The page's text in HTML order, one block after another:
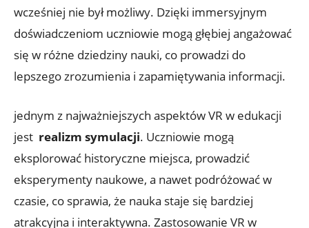
wcześniej nie‌ był możliwy.⁤ Dzięki immersyjnym‌
doświadczeniom uczniowie‌ mogą​ głębiej angażować
się w różne dziedziny nauki,⁢ co prowadzi do
⁢lepszego zrozumienia i zapamiętywania informacji.
jednym z najważniejszych aspektów VR w edukacji⁤
jest ⁣ realizm symulacji. Uczniowie mogą
⁤eksplorować historyczne miejsca, prowadzić
eksperymenty naukowe, a ​nawet podróżować w‍
czasie,⁣ co sprawia, że ​​nauka staje się⁤ bardziej
atrakcyjna⁢ i interaktywna. Zastosowanie VR w